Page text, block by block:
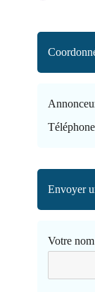
Envoyer
Votre